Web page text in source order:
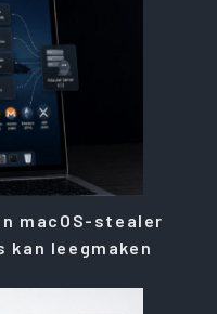
macOS-stealer
leegmaken